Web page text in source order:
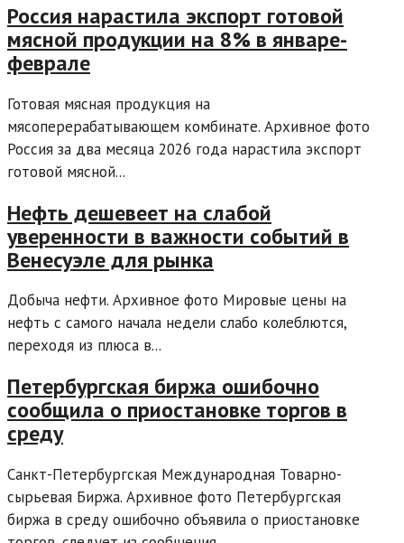
Россия нарастила экспорт готовой
мясной продукции на 8% в январе-
феврале
Готовая мясная продукция на
мясоперерабатывающем комбинате. Архивное фото
Россия за два месяца 2026 года нарастила экспорт
готовой мясной...
Нефть дешевеет на слабой
уверенности в важности событий в
Венесуэле для рынка
Добыча нефти. Архивное фото Мировые цены на
нефть с самого начала недели слабо колеблются,
переходя из плюса в...
Петербургская биржа ошибочно
сообщила о приостановке торгов в
среду
Санкт-Петербургская Международная Товарно-
сырьевая Биржа. Архивное фото Петербургская
биржа в среду ошибочно объявила о приостановке